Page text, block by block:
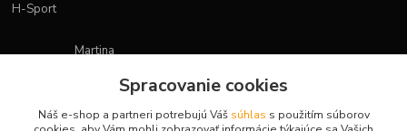
H-Sport
Martina
(Po-Pia, 7-15 hod.)
obchod.hsport@gmail.com
Spracovanie cookies
Náš e-shop a partneri potrebujú Váš súhlas s použitím súborov